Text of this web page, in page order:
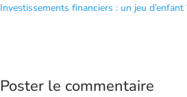
Investissements financiers : un jeu d’enfant
Poster le commentaire